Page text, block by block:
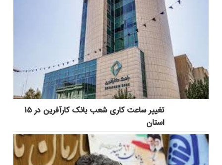
تغییر ساعت کاری شعب بانک کارآفرین در ۱۵
استان